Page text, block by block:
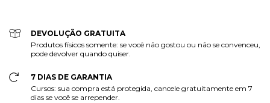
DEVOLUÇÃO GRATUITA
Produtos físicos somente: se você não gostou ou não se convenceu,
pode devolver quando quiser.
7 DIAS DE GARANTIA
Cursos: sua compra está protegida, cancele gratuitamente em 7
dias se você se arrepender.